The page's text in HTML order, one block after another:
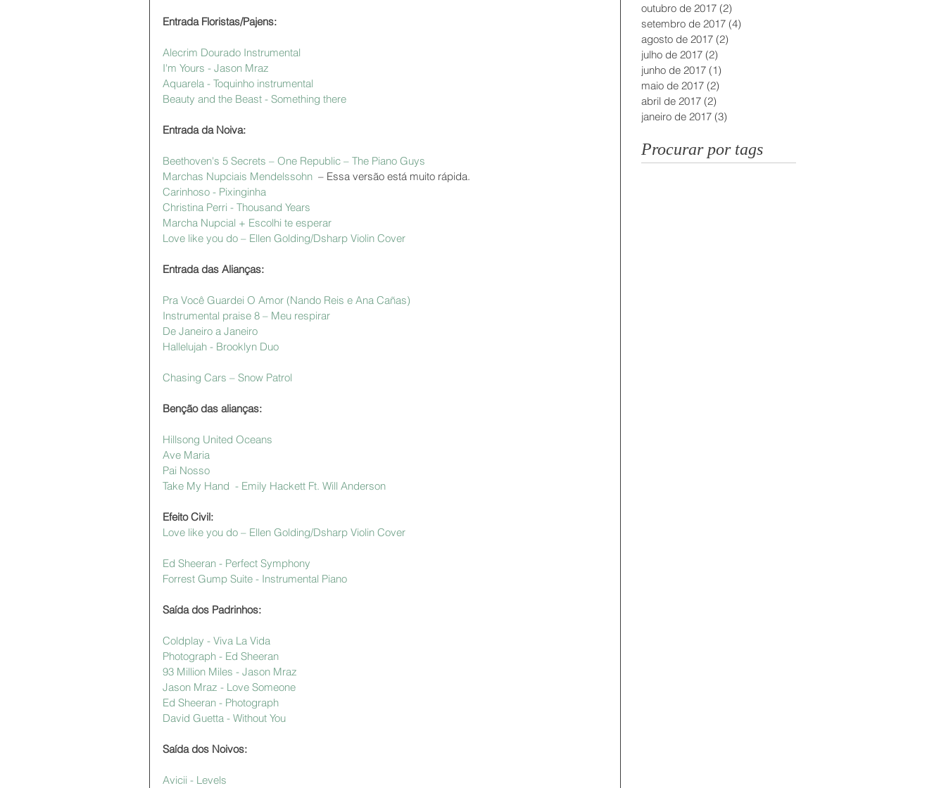
Entrada Floristas/Pajens:
Alecrim Dourado Instrumental
I'm Yours - Jason Mraz
Aquarela - Toquinho instrumental
Beauty and the Beast - Something there
Entrada da Noiva:
Beethoven's 5 Secrets – One Republic – The Piano Guys
Marchas Nupciais Mendelssohn
  – Essa versão está muito rápida.
Carinhoso - Pixinginha
Christina Perri - Thousand Years
Marcha Nupcial + Escolhi te esperar
Love like you do – Ellen Golding/Dsharp Violin Cover
Entrada das Alianças:
Pra Você Guardei O Amor (Nando Reis e Ana Cañas)
Instrumental praise 8 – Meu respirar
De Janeiro a Janeiro
Hallelujah - Brooklyn Duo
Chasing Cars – Snow Patrol
Benção das alianças:
Hillsong United Oceans
Ave Maria
Pai Nosso
Take My Hand  - Emily Hackett Ft. Will Anderson
Efeito Civil:
Love like you do – Ellen Golding/Dsharp Violin Cover
Ed Sheeran - Perfect Symphony
Forrest Gump Suite - Instrumental Piano
Saída dos Padrinhos:
Coldplay - Viva La Vida
Photograph - Ed Sheeran
93 Million Miles - Jason Mraz
Jason Mraz - Love Someone
Ed Sheeran - Photograph
David Guetta - Without You
Saída dos Noivos:
Avicii - Levels
outubro de 2017 (2)
setembro de 2017 (4)
agosto de 2017 (2)
julho de 2017 (2)
junho de 2017 (1)
maio de 2017 (2)
abril de 2017 (2)
janeiro de 2017 (3)
Procurar por tags